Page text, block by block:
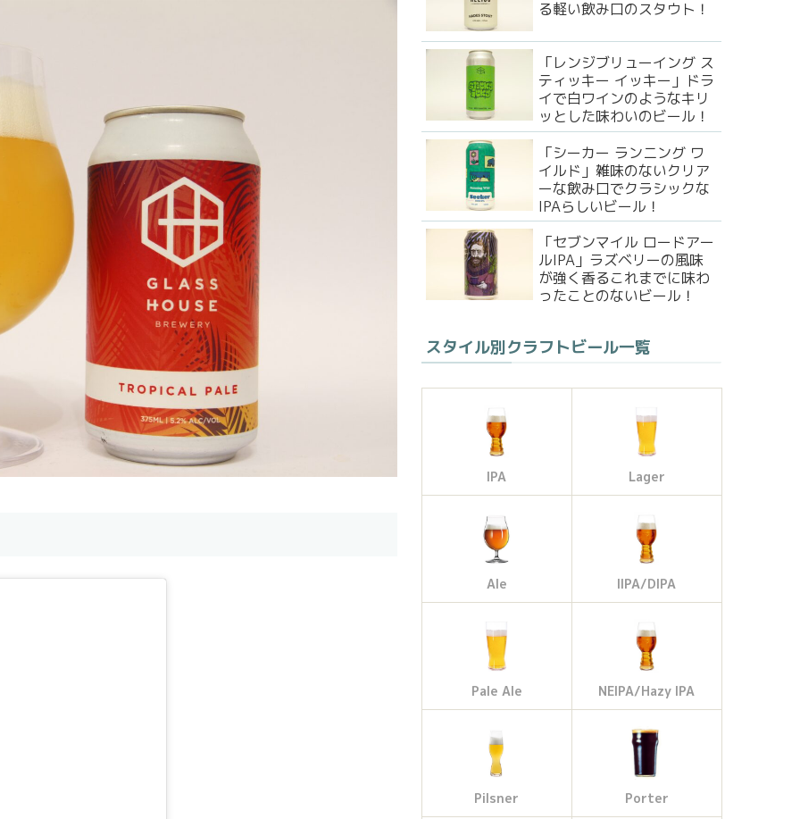
る軽い飲み口のスタウト！
「レンジブリューイング ス
ティッキー イッキー」ドラ
イで白ワインのようなキリ
ッとした味わいのビール！
「シーカー ランニング ワ
イルド」雑味のないクリア
ーな飲み口でクラシックな
IPAらしいビール！
「セブンマイル ロードアー
ルIPA」ラズベリーの風味
が強く香るこれまでに味わ
ったことのないビール！
スタイル別クラフトビール一覧
IPA Lager
Ale IIPA/DIPA
Pale Ale NEIPA/Hazy IPA
Pilsner Porter